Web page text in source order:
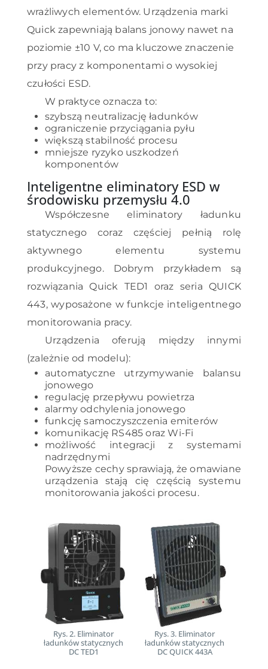
wrażliwych elementów. Urządzenia marki
Quick zapewniają balans jonowy nawet na
poziomie ±10 V, co ma kluczowe znaczenie
przy pracy z komponentami o wysokiej
czułości ESD.
W praktyce oznacza to:
szybszą neutralizację ładunków
ograniczenie przyciągania pyłu
większą stabilność procesu
mniejsze ryzyko uszkodzeń
komponentów
Inteligentne eliminatory ESD w
środowisku przemysłu 4.0
Współczesne eliminatory ładunku
statycznego coraz częściej pełnią rolę
aktywnego elementu systemu
produkcyjnego. Dobrym przykładem są
rozwiązania Quick TED1 oraz seria QUICK
443, wyposażone w funkcje inteligentnego
monitorowania pracy.
Urządzenia oferują między innymi
(zależnie od modelu):
automatyczne utrzymywanie balansu
jonowego
regulację przepływu powietrza
alarmy odchylenia jonowego
funkcję samoczyszczenia emiterów
komunikację RS485 oraz Wi-Fi
możliwość integracji z systemami
nadrzędnymi
Powyższe cechy sprawiają, że omawiane
urządzenia stają cię częścią systemu
monitorowania jakości procesu.
Rys. 2. Eliminator
ładunków statycznych
DC TED1
Rys. 3. Eliminator
ładunków statycznych
DC QUICK 443A